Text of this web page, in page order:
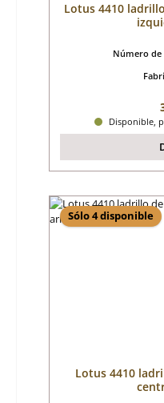
Lotus 4410
Número
Disponible,
Sólo 4 disponible
Lotus 4410